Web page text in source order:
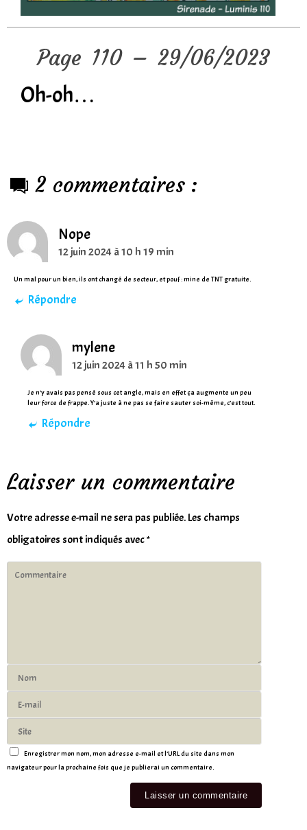
Page 110 – 29/06/2023
Oh-oh…
2 commentaires :
Nope
12 juin 2024 à 10 h 19 min
Un mal pour un bien, ils ont changé de secteur, et pouf : mine de TNT gratuite.
Répondre
mylene
12 juin 2024 à 11 h 50 min
Je n’y avais pas pensé sous cet angle, mais en effet ça augmente un peu
leur force de frappe. Y’a juste à ne pas se faire sauter soi-même, c’est tout.
Répondre
Laisser un commentaire
Votre adresse e-mail ne sera pas publiée.Les champs
obligatoires sont indiqués avec*
Enregistrer mon nom, mon adresse e-mail et l’URL du site dans mon
navigateur pour la prochaine fois que je publierai un commentaire.